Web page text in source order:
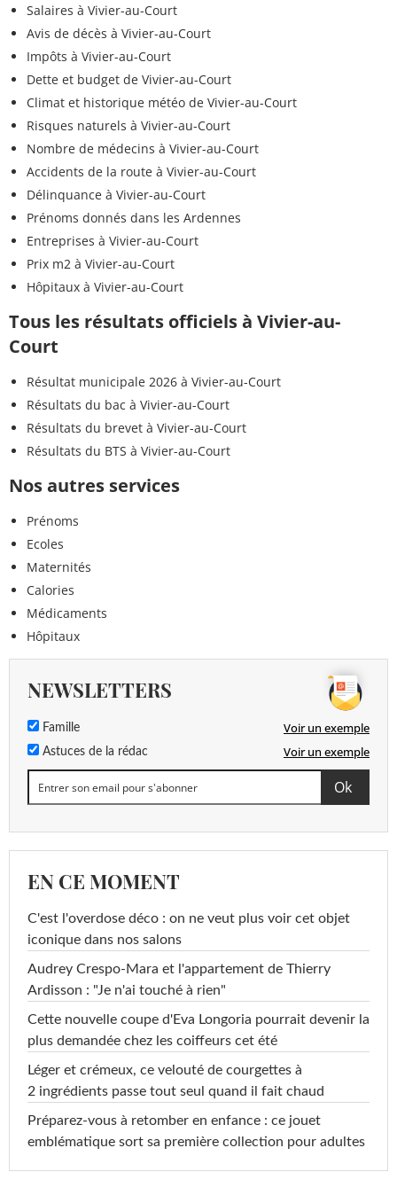
Salaires à Vivier-au-Court
Avis de décès à Vivier-au-Court
Impôts à Vivier-au-Court
Dette et budget de Vivier-au-Court
Climat et historique météo de Vivier-au-Court
Risques naturels à Vivier-au-Court
Nombre de médecins à Vivier-au-Court
Accidents de la route à Vivier-au-Court
Délinquance à Vivier-au-Court
Prénoms donnés dans les Ardennes
Entreprises à Vivier-au-Court
Prix m2 à Vivier-au-Court
Hôpitaux à Vivier-au-Court
Tous les résultats officiels à Vivier-au-
Court
Résultat municipale 2026 à Vivier-au-Court
Résultats du bac à Vivier-au-Court
Résultats du brevet à Vivier-au-Court
Résultats du BTS à Vivier-au-Court
Nos autres services
Prénoms
Ecoles
Maternités
Calories
Médicaments
Hôpitaux
NEWSLETTERS
Famille Voir un exemple
Astuces de la rédac Voir un exemple
EN CE MOMENT
C'est l'overdose déco : on ne veut plus voir cet objet
iconique dans nos salons
Audrey Crespo-Mara et l'appartement de Thierry
Ardisson : "Je n'ai touché à rien"
Cette nouvelle coupe d'Eva Longoria pourrait devenir la
plus demandée chez les coiffeurs cet été
Léger et crémeux, ce velouté de courgettes à
2 ingrédients passe tout seul quand il fait chaud
Préparez-vous à retomber en enfance : ce jouet
emblématique sort sa première collection pour adultes